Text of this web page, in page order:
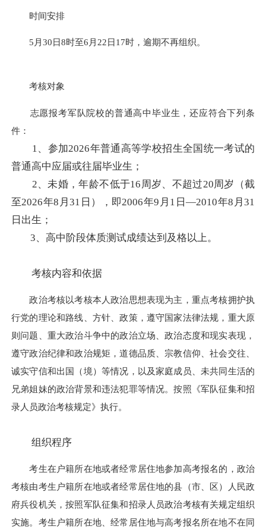
时间安排
5月30日8时至6月22日17时，逾期不再组织。
考核对象
志愿报考军队院校的普通高中毕业生，还应符合下列条
件：
1、参加2026年普通高等学校招生全国统一考试的
普通高中应届或往届毕业生；
2、未婚，年龄不低于16周岁、不超过20周岁（截
至2026年8月31日），即2006年9月1日—2010年8月31
日出生；
3、高中阶段体质测试成绩达到及格以上。
考核内容和依据
政治考核以考核本人政治思想表现为主，重点考核拥护执
行党的理论和路线、方针、政策，遵守国家法律法规，重大原
则问题、重大政治斗争中的政治立场、政治态度和现实表现，
遵守政治纪律和政治规矩，道德品质、宗教信仰、社会交往、
诚实守信和出国（境）等情况，以及家庭成员、未共同生活的
兄弟姐妹的政治背景和违法犯罪等情况。按照《军队征集和招
录人员政治考核规定》执行。
组织程序
考生在户籍所在地或者经常居住地参加高考报名的，政治
考核由考生户籍所在地或者经常居住地的县（市、区）人民政
府兵役机关，按照军队征集和招录人员政治考核有关规定组织
实施。考生户籍所在地、经常居住地与高考报名所在地不在同